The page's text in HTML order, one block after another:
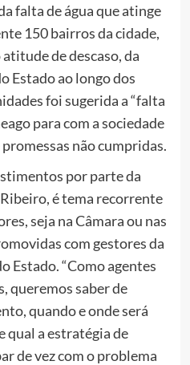
falta de água que atinge
150 bairros da cidade,
de descaso, da
Estado ao longo dos
foi sugerida a “falta
para com a sociedade
não cumpridas.
por parte da
é tema recorrente
seja na Câmara ou nas
com gestores da
Estado. “Como agentes
queremos saber de
quando e onde será
qual a estratégia de
de vez com o problema